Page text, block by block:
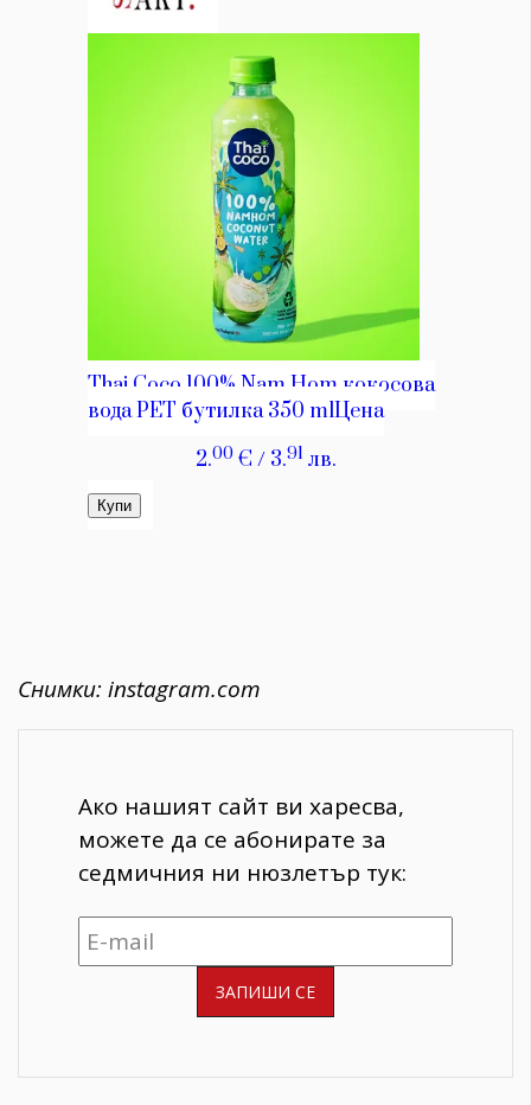
Снимки: instagram.com
Ако нашият сайт ви харесва,
можете да се абонирате за
седмичния ни нюзлетър тук: